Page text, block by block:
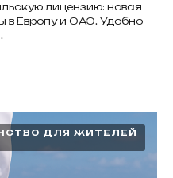
лицензию: новая
в Европу и ОАЭ. Удобно
ДЛЯ ЖИТЕЛЕЙ